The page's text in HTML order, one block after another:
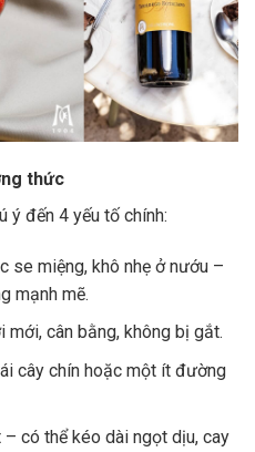
thức
ý đến 4 yếu tố chính:
se miệng, khô nhẹ ở nướu –
mạnh mẽ.
mới, cân bằng, không bị gắt.
cây chín hoặc một ít đường
có thể kéo dài ngọt dịu, cay